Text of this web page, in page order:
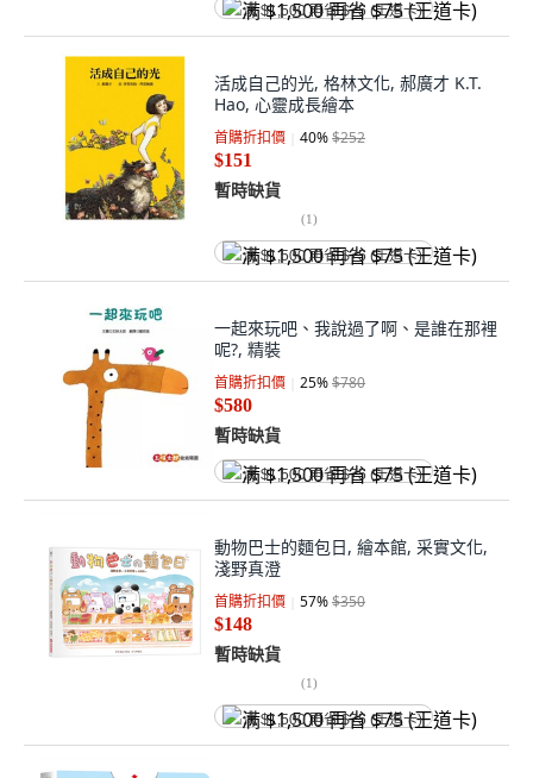
满 $1,500 再省 $75 (王道卡)
活成自己的光, 格林文化, 郝廣才 K.T.
Hao, 心靈成長繪本
首購折扣價 40%$252
$151
暫時缺貨
(1)
满 $1,500 再省 $75 (王道卡)
一起來玩吧、我說過了啊、是誰在那裡
呢?, 精裝
首購折扣價 25%$780
$580
暫時缺貨
满 $1,500 再省 $75 (王道卡)
動物巴士的麵包日, 繪本館, 采實文化,
淺野真澄
首購折扣價 57%$350
$148
暫時缺貨
(1)
满 $1,500 再省 $75 (王道卡)